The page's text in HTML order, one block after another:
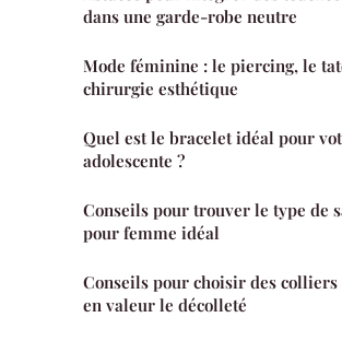
dans une garde-robe neutre
Mode féminine : le piercing, le
chirurgie esthétique
Quel est le bracelet idéal pour
adolescente ?
Conseils pour trouver le type de
pour femme idéal
Conseils pour choisir des
en valeur le décolleté